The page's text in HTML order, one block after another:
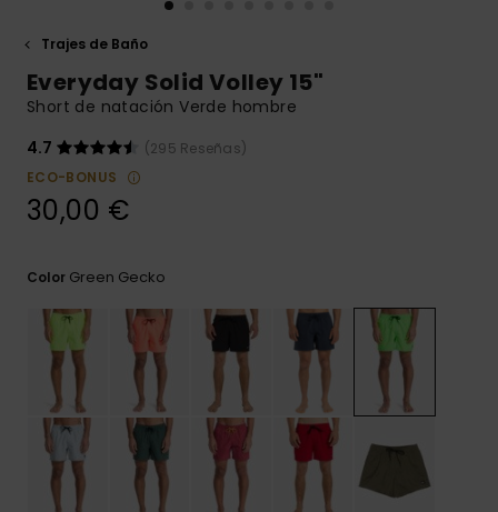
conversación
respuestas a
las preguntas
Consultar
las FAQ
Trajes de Baño
Everyday Solid Volley 15"
Short de natación Verde hombre
4.7
(295 Reseñas)
ECO-BONUS
30,00 €
Color Green Gecko